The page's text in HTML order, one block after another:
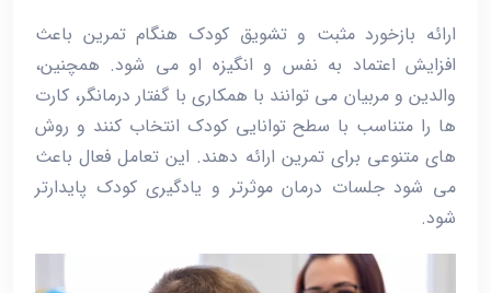
ارائه بازخورد مثبت و تشویق کودک هنگام تمرین باعث
افزایش اعتماد به ‌نفس و انگیزه او می ‌شود. همچنین،
والدین و مربیان می ‌توانند با همکاری با گفتار درمانگر، کارت‌
ها را متناسب با سطح توانایی کودک انتخاب کنند و روش
‌های متنوعی برای تمرین ارائه دهند. این تعامل فعال باعث
می ‌شود جلسات درمان موثرتر و یادگیری کودک پایدارتر
شود.